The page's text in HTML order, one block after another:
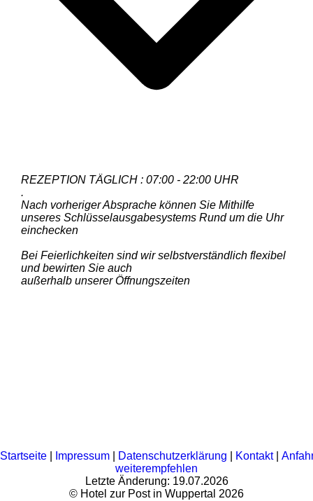
REZEPTION TÄGLICH : 07:00 - 22:00 UHR
.
Nach vorheriger Absprache können Sie Mithilfe
unseres Schlüsselausgabesystems Rund um die Uhr
einchecken
Bei Feierlichkeiten sind wir selbstverständlich flexibel
und bewirten Sie auch
außerhalb unserer Öffnungszeiten
Startseite Impressum Datenschutzerklärung Kontakt|
weiterempfehlen
Letzte Änderung: 19.07.2026
© Hotel zur Post in Wuppertal 2026